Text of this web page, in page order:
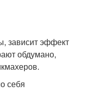
зависит эффект
обдумано,
себя